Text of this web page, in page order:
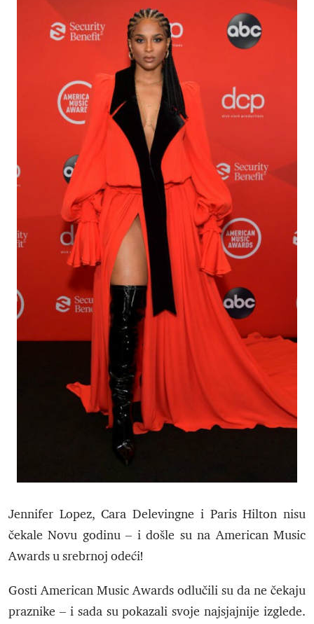
Jennifer Lopez, Cara Delevingne i Paris Hilton nisu
čekale Novu godinu – i došle su na American Music
Awards u srebrnoj odeći!
Gosti American Music Awards odlučili su da ne čekaju
praznike – i sada su pokazali svoje najsjajnije izglede.